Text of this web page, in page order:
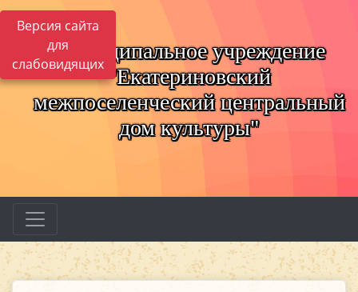
Версия сайта
для
слабовидящих
Муниципальное учреждение
"Екатериновский
межпоселенческий центральный
дом культуры"